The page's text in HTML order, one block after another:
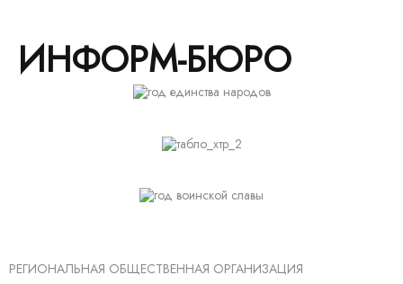
ИНФОРМ-БЮРО
РЕГИОНАЛЬНАЯ ОБЩЕСТВЕННАЯ ОРГАНИЗАЦИЯ